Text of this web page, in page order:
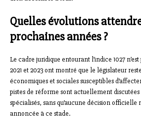
Quelles évolutions
prochaines années ?
Le cadre juridique entourant l’indice 1027
2021 et 2023 ont montré que le législateur
économiques et sociales susceptibles
pistes de réforme sont actuellement
spécialisés, sans qu’aucune décision officielle
annoncée à ce stade.